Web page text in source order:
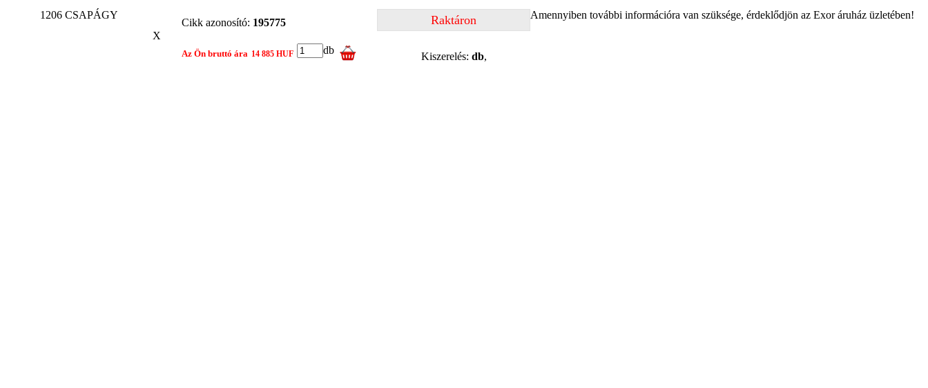
X
1206 CSAPÁGY
Cikk azonosító: 195775 Raktáron
Az Ön bruttó ára 14 885 HUF db
Kiszerelés: db,
Amennyiben további információra van szüksége, érdeklődjön az Exor áruház üzletében!